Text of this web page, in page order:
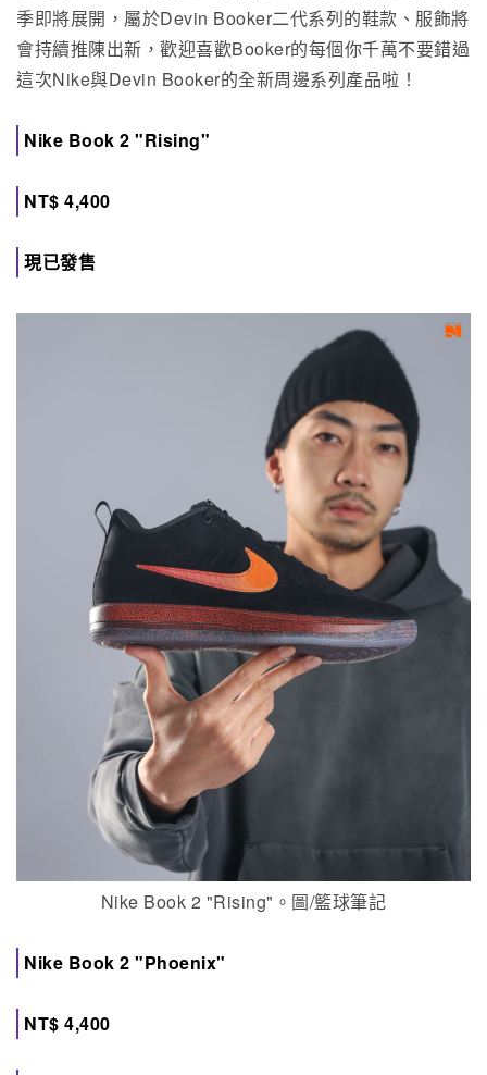
季即將展開，屬於Devin Booker二代系列的鞋款、服飾將
會持續推陳出新，歡迎喜歡Booker的每個你千萬不要錯過
這次Nike與Devin Booker的全新周邊系列產品啦！
Nike Book 2 "Rising"
NT$ 4,400
現已發售
Nike Book 2 "Rising"。圖/籃球筆記
Nike Book 2 "Phoenix"
NT$ 4,400